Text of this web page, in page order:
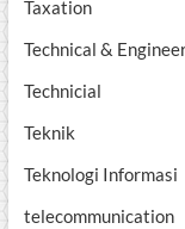
Taxation
Technical &
Technicial
Teknik
Teknologi Informasi
telecommunication